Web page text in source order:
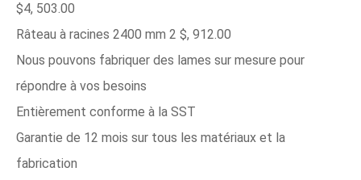
$4, 503.00
Râteau à racines 2400 mm 2 $, 912.00
Nous pouvons fabriquer des lames sur mesure pour
répondre à vos besoins
Entièrement conforme à la SST
Garantie de 12 mois sur tous les matériaux et la
fabrication